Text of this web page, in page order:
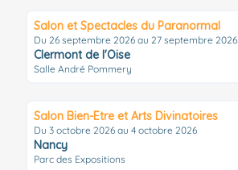
Salon et Spectacles du Paranormal
Du 26 septembre 2026 au 27 septembre 2026
Clermont de l'Oise
Salle André Pommery
Salon Bien-Etre et Arts Divinatoires
Du 3 octobre 2026 au 4 octobre 2026
Nancy
Parc des Expositions